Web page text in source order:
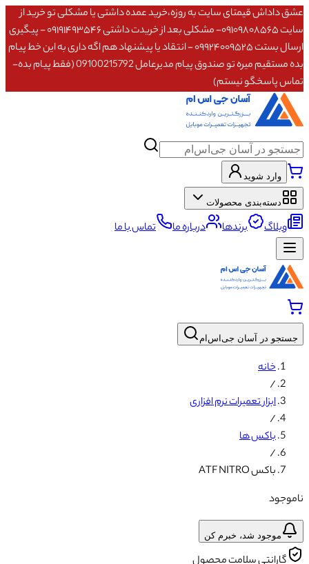
عشق داداش قیمتای سایت به روزه،خرید عمده داشتی یا مشکلی تو خرید از
سایت ۰۹۱۰۹۸۰۸۵۶۵- مشکلی بعد از خریدت داشتی ۰۹۱۹۱۴۹۳۵۴۶ - پیگیری
ارسال بستت ۰۹۹۲۴۰۰۹۵۲۵ - انتقاد یا پیشنهاد هم اگه داری به این خط پیام
بده مستقیم میره تو صندوق پیام مدیرعامل 09100215792 (فقط پیام بده-
تماس پاسخگو نیستم)
وارد شوید
دسته‌بندی محصولات
وبلاگ برندها درباره ما تماس با ما
جستجو در آسان جی‌اس‌ام
خانه
/
ابزار تعمیرات نرم افزاری
/
باکس ها
/
باکس ATF NITRO
ناموجود
موجود شد، خبرم کن